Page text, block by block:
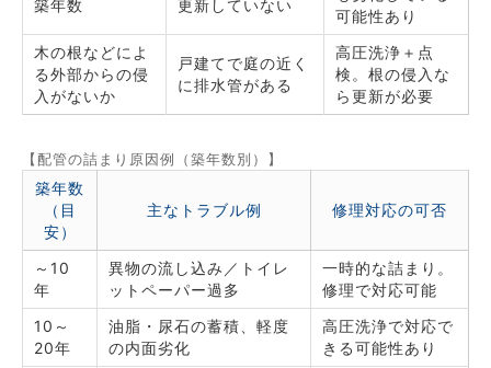
築年数
更新していない
可能性あり
木の根などによ
る外部からの侵
入がないか
戸建てで庭の近く
に排水管がある
高圧洗浄＋点
検。根の侵入な
ら更新が必要
【配管の詰まり原因例（築年数別）】
築年数
（目
安）
主なトラブル例 修理対応の可否
～10
年
異物の流し込み／トイレ
ットペーパー過多
一時的な詰まり。
修理で対応可能
10～
20年
油脂・尿石の蓄積、軽度
の内面劣化
高圧洗浄で対応で
きる可能性あり